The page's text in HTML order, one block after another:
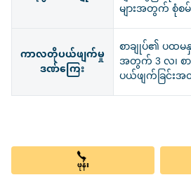
များအတွက် စုံစမ်း
ကာလတိုပယ်ဖျက်မှု
ဒဏ်ကြေး
စာချုပ်၏ ပထမ
အတွက် 3 လ၊ စ
ပယ်ဖျက်ခြင်း
ဖုန်း